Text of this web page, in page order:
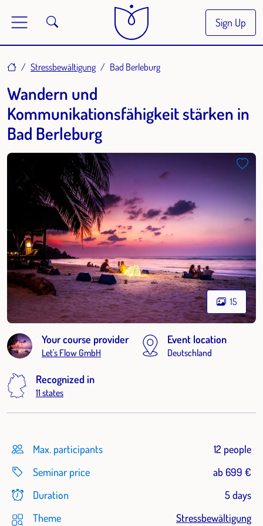
Sign Up
HomeStressbewältigung Bad Berleburg
Wandern und
Kommunikationsfähigkeit stärken in
Bad Berleburg
15
Your course provider
Let's Flow GmbH
Event location
Deutschland
Recognized in
11 states
Max. participants
12 people
Seminar price
ab 699 €
Duration
5 days
Theme
Stressbewältigung